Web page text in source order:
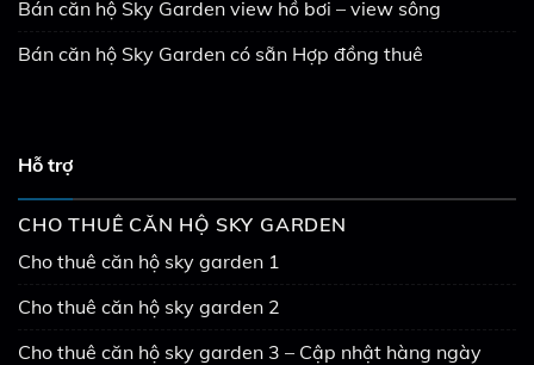
Bán căn hộ Sky Garden view hồ bơi – view sông
Bán căn hộ Sky Garden có sẵn Hợp đồng thuê
Hỗ trợ
CHO THUÊ CĂN HỘ SKY GARDEN
Cho thuê căn hộ sky garden 1
Cho thuê căn hộ sky garden 2
Cho thuê căn hộ sky garden 3 – Cập nhật hàng ngày